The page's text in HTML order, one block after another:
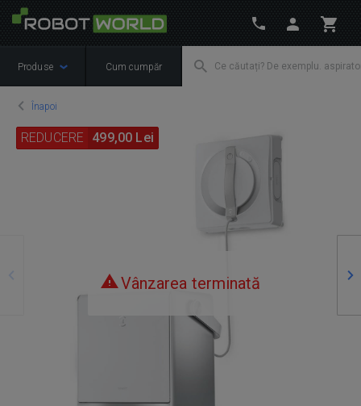
Produse Cum cumpăr
Înapoi
Vânzarea terminată
REDUCERE 499,00 Lei